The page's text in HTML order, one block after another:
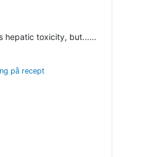
hepatic toxicity, but......
på recept